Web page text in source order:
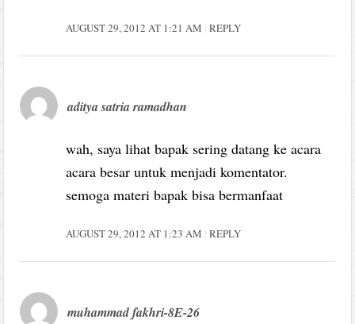
AUGUST 29, 2012 AT 1:21 AM REPLY
aditya satria ramadhan
wah, saya lihat bapak sering datang ke acara
acara besar untuk menjadi komentator.
semoga materi bapak bisa bermanfaat
AUGUST 29, 2012 AT 1:23 AM REPLY
muhammad fakhri-8E-26